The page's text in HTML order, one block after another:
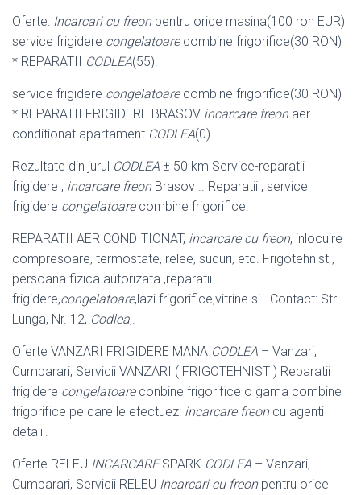
Oferte: Incarcari cu freonpentru orice masina(100 ron EUR)
service frigidere congelatoarecombine frigorifice(30 RON)
* REPARATII CODLEA(55).
service frigidere congelatoarecombine frigorifice(30 RON)
* REPARATII FRIGIDERE BRASOV incarcare freonaer
conditionat apartament CODLEA(0).
Rezultate din jurul CODLEA ± 50 km Service-reparatii
frigidere , incarcare freonBrasov .. Reparatii , service
frigidere congelatoarecombine frigorifice.
REPARATII AER CONDITIONAT, incarcare cu freon, inlocuire
compresoare, termostate, relee, suduri, etc. Frigotehnist ,
persoana fizica autorizata ,reparatii
frigidere,congelatoare,lazi frigorifice,vitrine si . Contact: Str.
Lunga, Nr. 12, Codlea,.
Oferte VANZARI FRIGIDERE MANA CODLEA – Vanzari,
Cumparari, Servicii VANZARI ( FRIGOTEHNIST ) Reparatii
frigidere congelatoareconbine frigorifice o gama combine
frigorifice pe care le efectuez: incarcare freoncu agenti
detalii.
Oferte RELEU INCARCARESPARK CODLEA – Vanzari,
Cumparari, Servicii RELEU Incarcari cu freonpentru orice